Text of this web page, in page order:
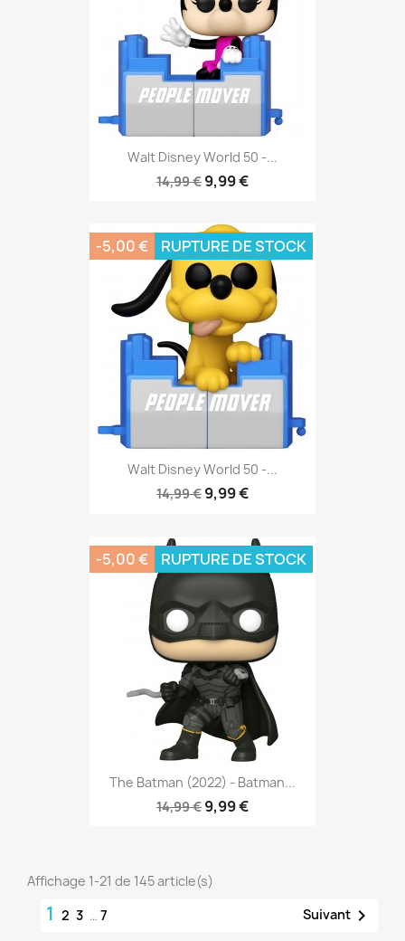
Walt Disney World 50 -...
14,99 € 9,99 €
Walt Disney World 50 -...
14,99 € 9,99 €
-5,00 € RUPTURE DE STOCK
The Batman (2022) - Batman...
14,99 € 9,99 €
-5,00 € RUPTURE DE STOCK
Affichage 1-21 de 145 article(s)
1 2 3 … 7 Suivant 